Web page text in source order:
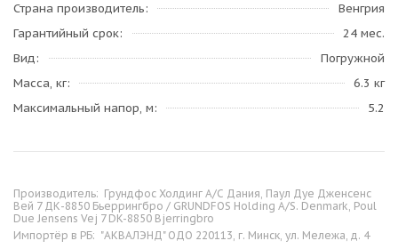
Страна производитель
Венгрия
Гарантийный срок
24 мес.
Вид
Погружной
Масса, кг
6.3 кг
Максимальный напор, м
5.2
Производитель: Грундфос Холдинг А/С Дания, Паул Дуе Дженсенс
Вей 7 ДК-8850 Бьеррингбро / GRUNDFOS Holding A/S. Denmark, Poul
Due Jensens Vej 7 DK-8850 Bjerringbro
Импортёр в РБ: "АКВАЛЭНД" ОДО 220113, г. Минск, ул. Мележа, д. 4